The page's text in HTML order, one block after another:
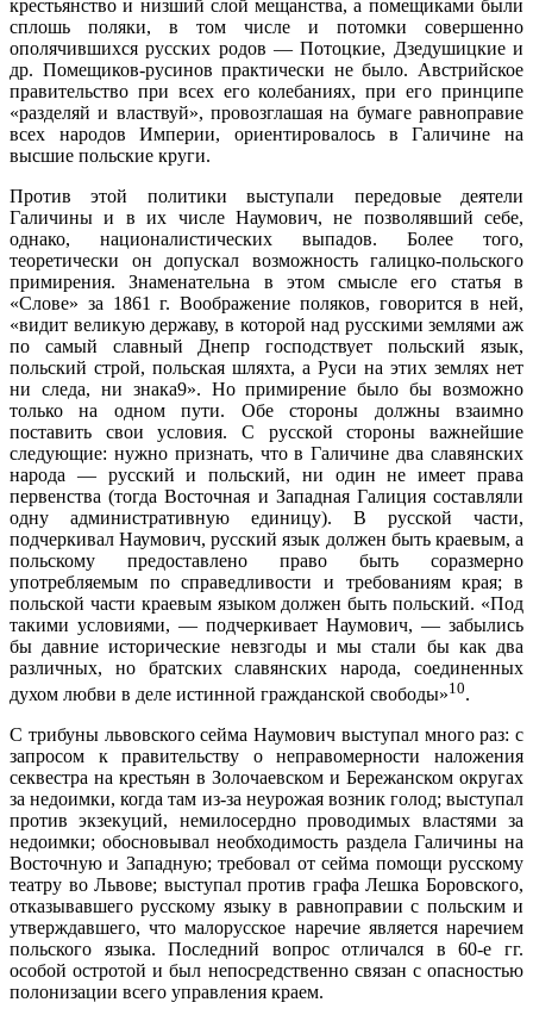
крестьянство и низший слой мещанства, а помещиками были
сплошь поляки, в том числе и потомки совершенно
ополячившихся русских родов — Потоцкие, Дзедушицкие и
др. Помещиков-русинов практически не было. Австрийское
правительство при всех его колебаниях, при его принципе
«разделяй и властвуй», провозглашая на бумаге равноправие
всех народов Империи, ориентировалось в Галичине на
высшие польские круги.
Против этой политики выступали передовые деятели
Галичины и в их числе Наумович, не позволявший себе,
однако, националистических выпадов. Более того,
теоретически он допускал возможность галицко-польского
примирения. Знаменательна в этом смысле его статья в
«Слове» за 1861 г. Воображение поляков, говорится в ней,
«видит великую державу, в которой над русскими землями аж
по самый славный Днепр господствует польский язык,
польский строй, польская шляхта, а Руси на этих землях нет
ни следа, ни знака9». Но примирение было бы возможно
только на одном пути. Обе стороны должны взаимно
поставить свои условия. С русской стороны важнейшие
следующие: нужно признать, что в Галичине два славянских
народа — русский и польский, ни один не имеет права
первенства (тогда Восточная и Западная Галиция составляли
одну административную единицу). В русской части,
подчеркивал Наумович, русский язык должен быть краевым, а
польскому предоставлено право быть соразмерно
употребляемым по справедливости и требованиям края; в
польской части краевым языком должен быть польский. «Под
такими условиями, — подчеркивает Наумович, — забылись
бы давние исторические невзгоды и мы стали бы как два
различных, но братских славянских народа, соединенных
духом любви в деле истинной гражданской свободы»10.
С трибуны львовского сейма Наумович выступал много раз: с
запросом к правительству о неправомерности наложения
секвестра на крестьян в Золочаевском и Бережанском округах
за недоимки, когда там из-за неурожая возник голод; выступал
против экзекуций, немилосердно проводимых властями за
недоимки; обосновывал необходимость раздела Галичины на
Восточную и Западную; требовал от сейма помощи русскому
театру во Львове; выступал против графа Лешка Боровского,
отказывавшего русскому языку в равноправии с польским и
утверждавшего, что малорусское наречие является наречием
польского языка. Последний вопрос отличался в 60-е гг.
особой остротой и был непосредственно связан с опасностью
полонизации всего управления краем.